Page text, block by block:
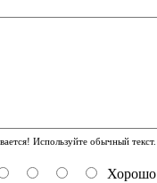
Используйте обычный текст.
Хорошо